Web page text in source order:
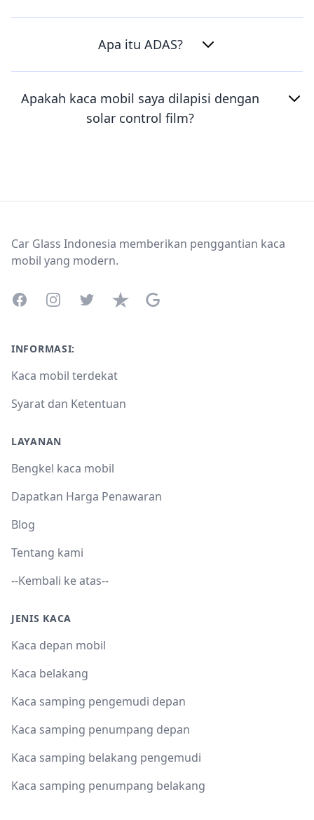
Apa itu ADAS?
Apakah kaca mobil saya dilapisi dengan
solar control film?
Car Glass Indonesia memberikan penggantian kaca
mobil yang modern.
FacebookInstagramTwitterTrustpilotGoogle Business Profile
INFORMASI:
Kaca mobil terdekat
Syarat dan Ketentuan
LAYANAN
Bengkel kaca mobil
Dapatkan Harga Penawaran
Blog
Tentang kami
--Kembali ke atas--
JENIS KACA
Kaca depan mobil
Kaca belakang
Kaca samping pengemudi depan
Kaca samping penumpang depan
Kaca samping belakang pengemudi
Kaca samping penumpang belakang